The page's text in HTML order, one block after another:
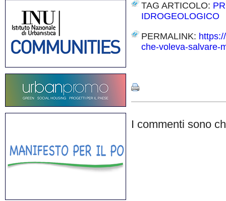
TAG ARTICOLO:
IDROGEOLOGICO
PERMALINK:
che-voleva-salvare-
I commenti sono